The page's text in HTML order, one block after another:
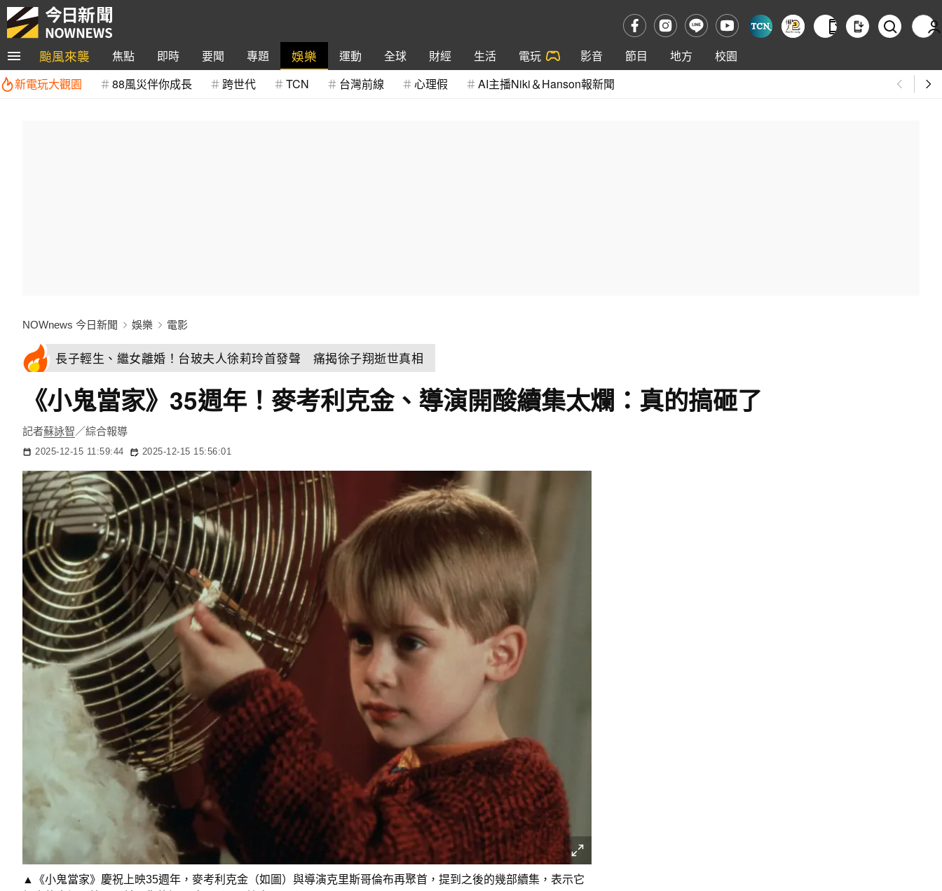
颱風來襲 焦點 即時 要聞 專題 娛樂 運動 全球 財經 生活 電玩 影音 節目 地方
校園
新電玩大觀園
88風災伴你成長 跨世代 TCN 台灣前線 心理假 AI主播Niki＆Hanson報新聞
NOWnews 今日新聞 娛樂 電影
長子輕生、繼女離婚！台玻夫人徐莉玲首發聲 痛揭徐子翔逝世真相
《小鬼當家》35週年！麥考利克金、導演開酸續集太爛：真的搞砸了
記者蘇詠智／綜合報導
2025-12-15 11:59:44 2025-12-15 15:56:01
▲《小鬼當家》慶祝上映35週年，麥考利克金（如圖）與導演克里斯哥倫布再聚首，提到之後的幾部續集，表示它